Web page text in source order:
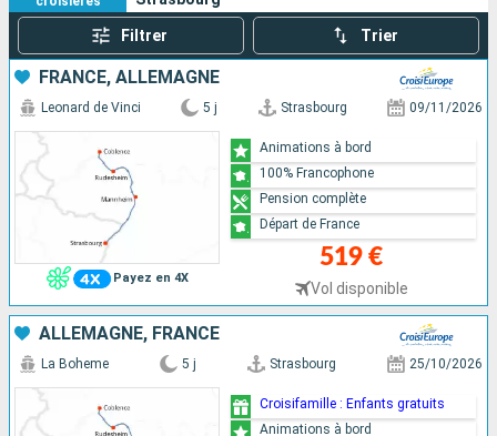
Filtrer Trier
FRANCE, ALLEMAGNE
Payez en 4X
Leonard de Vinci 5 j Strasbourg 09/11/2026
519 €
Vol disponible
Animations à bord
100% Francophone
Pension complète
Départ de France
ALLEMAGNE, FRANCE
La Boheme 5 j Strasbourg 25/10/2026
Croisifamille : Enfants gratuits
Animations à bord